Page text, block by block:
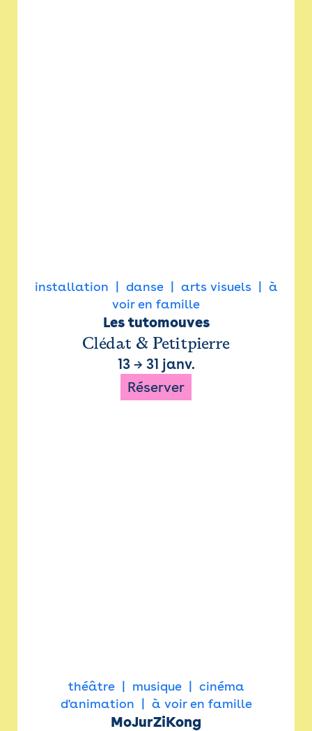
installation danse arts visuels
à
voir en famille
Les tutomouves
Clédat & Petitpierre
13→ 31 janv.
Réserver
théâtre musique
cinéma
d'animation
à voir en famille
MoJurZiKong